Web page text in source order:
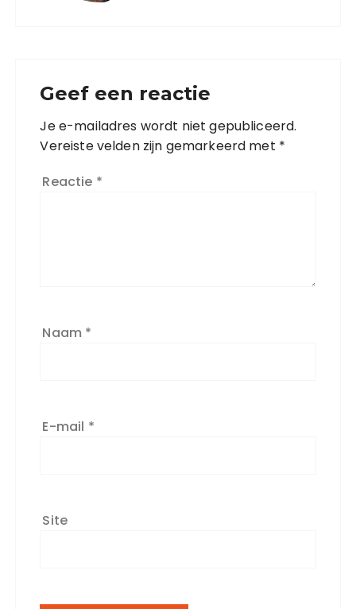
Geef een reactie
Je e-mailadres wordt niet gepubliceerd.
Vereiste velden zijn gemarkeerd met *
Reactie *
Naam *
E-mail *
Site